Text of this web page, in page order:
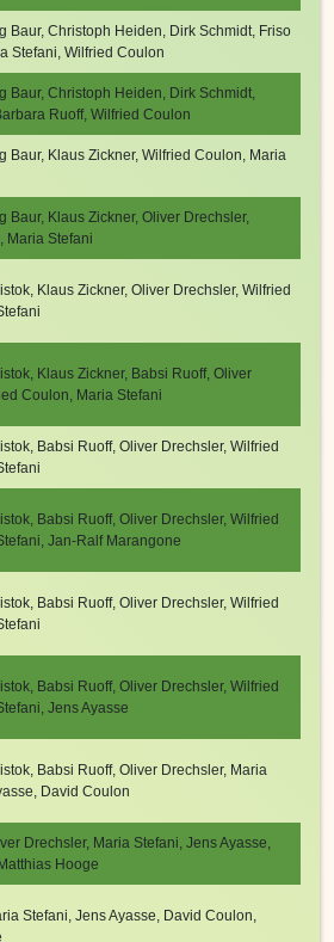
Baur, Christoph Heiden, Dirk Schmidt, Friso
Stefani, Wilfried Coulon
Baur, Christoph Heiden, Dirk Schmidt,
Ruoff, Wilfried Coulon
Baur, Klaus Zickner, Wilfried Coulon, Maria
Baur, Klaus Zickner, Oliver Drechsler,
Maria Stefani
Klaus Zickner, Oliver Drechsler, Wilfried
Klaus Zickner, Babsi Ruoff, Oliver
Coulon, Maria Stefani
Babsi Ruoff, Oliver Drechsler, Wilfried
Babsi Ruoff, Oliver Drechsler, Wilfried
Jan-Ralf Marangone
Babsi Ruoff, Oliver Drechsler, Wilfried
Babsi Ruoff, Oliver Drechsler, Wilfried
Jens Ayasse
Babsi Ruoff, Oliver Drechsler, Maria
David Coulon
Drechsler, Maria Stefani, Jens Ayasse,
Hooge
Stefani, Jens Ayasse, David Coulon,